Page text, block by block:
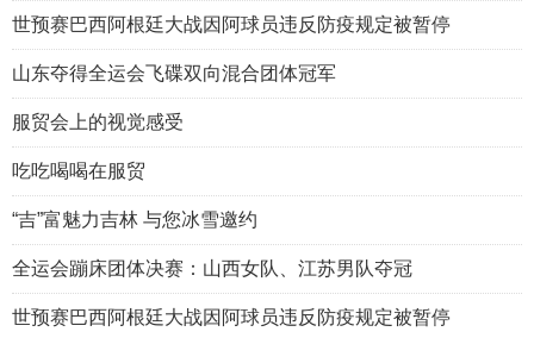
世预赛巴西阿根廷大战因阿球员违反防疫规定被暂停
山东夺得全运会飞碟双向混合团体冠军
服贸会上的视觉感受
吃吃喝喝在服贸
“吉”富魅力吉林 与您冰雪邀约
全运会蹦床团体决赛：山西女队、江苏男队夺冠
世预赛巴西阿根廷大战因阿球员违反防疫规定被暂停